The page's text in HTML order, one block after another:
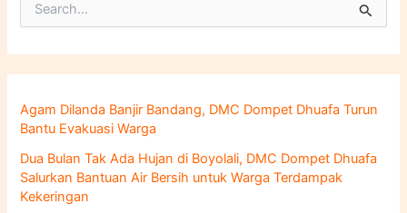
a
t
u
k
:
Agam Dilanda Banjir Bandang, DMC Dompet Dhuafa Turun
Bantu Evakuasi Warga
Dua Bulan Tak Ada Hujan di Boyolali, DMC Dompet Dhuafa
Salurkan Bantuan Air Bersih untuk Warga Terdampak
Kekeringan